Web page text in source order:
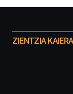
proyectos
ZIENTZIA KAIERA